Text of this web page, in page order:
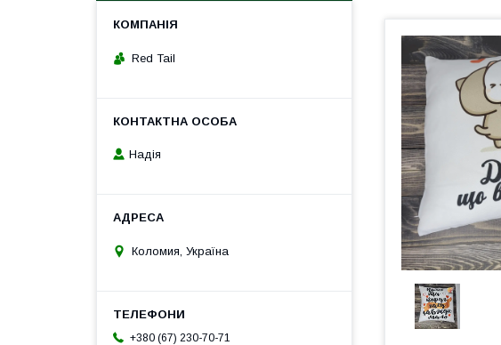
Red Tail
Надія
Коломия, Україна
+380 (67) 230-70-71